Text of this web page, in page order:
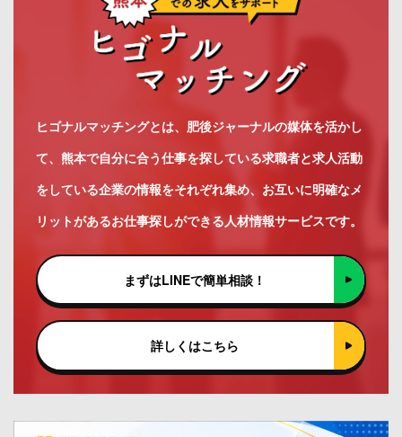
ヒゴナルマッチングとは、肥後ジャーナルの媒体を活かし
て、熊本で自分に合う仕事を探している求職者と求人活動
をしている企業の情報をそれぞれ集め、お互いに明確なメ
リットがあるお仕事探しができる人材情報サービスです。
まずはLINEで簡単相談！
詳しくはこちら